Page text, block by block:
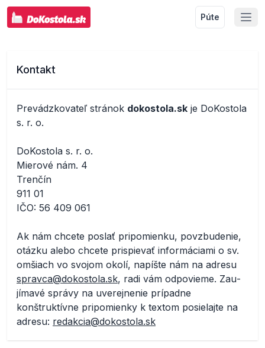
Púte
Kontakt
Prevádzkovateľ stránok dokostola.sk je Do­Kostola
s. r. o.
DoKostola s. r. o.
Mierové nám. 4
Trenčín
911 01
IČO: 56 409 061
Ak nám chcete poslať pripomienku, povzbudenie,
otázku alebo chcete prispievať informáciami o sv.
omšiach vo svojom okolí, napíšte nám na adresu
spravca@dokostola.sk, radi vám odpovieme. Zau­
jímavé správy na uverejnenie prípadne
konštruktívne pripomienky k textom posielajte na
adresu: redakcia@dokostola.sk